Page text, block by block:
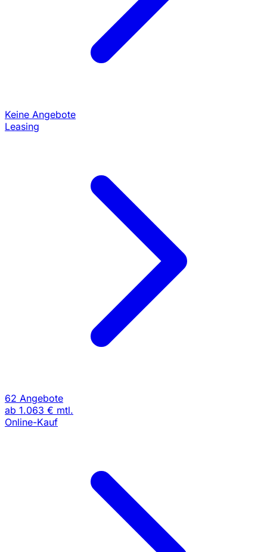
Keine Angebote
Leasing
62 Angebote
ab 1.063 € mtl.
Online-Kauf